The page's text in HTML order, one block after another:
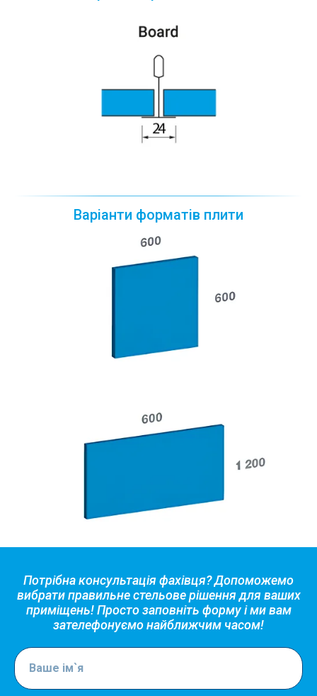
Варіанти форматів плити
Потрібна консультація фахівця? Допоможемо
вибрати правильне стельове рішення для ваших
приміщень! Просто заповніть форму і ми вам
зателефонуємо найближчим часом!